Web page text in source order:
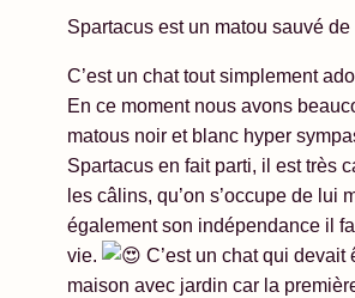
Spartacus est un matou sauvé de
C’est un chat tout simplement
En ce moment nous avons
matous noir et blanc hyper
Spartacus en fait parti, il est très
les câlins, qu’on s’occupe de lui
également son indépendance il
vie.
C’est un chat qui devait
maison avec jardin car la